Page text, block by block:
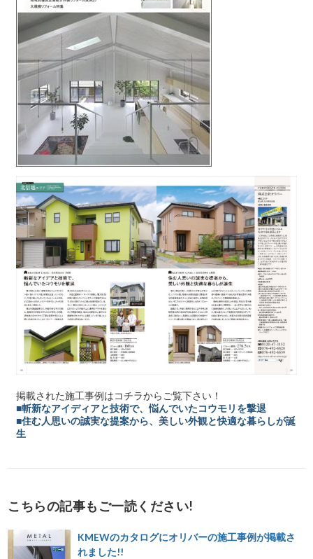
掲載された施工事例はコチラからご覧下さい！
■斬新なアイディアと技術で、悩んでいたコウモリを撃退
■住む人思いの誠実な提案から、美しい外観と快適な暮らしが誕
生
こちらの記事もご一読ください!
KMEWのカタログにオリバーの施工事例が掲載さ
れました!!